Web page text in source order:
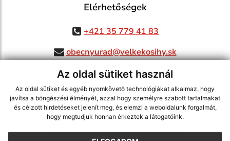
Az oldal sütiket használ
Az oldal sütiket és egyéb nyomkövető technológiákat alkalmaz, hogy
javítsa a böngészési élményét, azzal hogy személyre szabott tartalmakat
és célzott hirdetéseket jelenít meg, és elemzi a weboldalunk forgalmát,
hogy megtudjuk honnan érkeztek a látogatóink.
Elérhetőségek
+421 35 779 41 83
obecnyurad@velkekosihy.sk
jusson a legfrissebb információkhoz az RSS csatornánkon keresztűl,
ECHELON 2 tartalomkezelő rendszer,Honlap térkép,Internetes portál
webex.digital, s.r.o.,doménnevek ,doménnév regisztráció